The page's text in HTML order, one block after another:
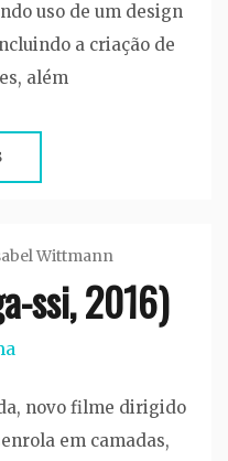
uso de um design
a criação de
além
Wittmann
ssi, 2016)
novo filme dirigido
em camadas,